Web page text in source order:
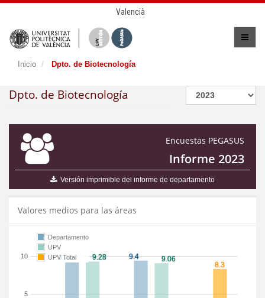
Valencià
Inicio Dpto. de Biotecnología
Dpto. de Biotecnología
Encuestas PEGASUS
Informe 2023
Versión imprimible del informe de departamento
Valores medios para las áreas
5
10
Departamento
UPV
UPV Total